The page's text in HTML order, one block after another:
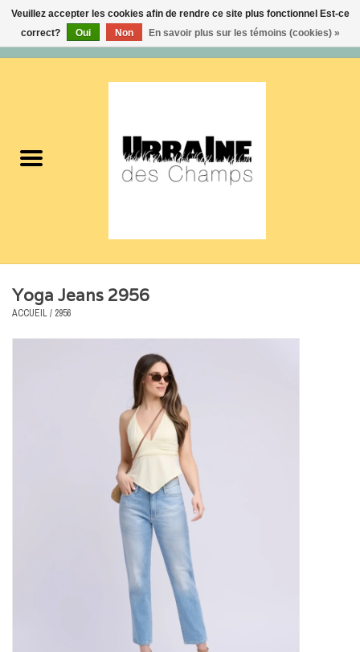
Femmes
Soldes
Yoga Jeans 2956
ACCUEIL/ 2956
Veuillez accepter les cookies afin de rendre ce site plus fonctionnel Est-ce
correct?
Oui Non En savoir plus sur les témoins (cookies) »